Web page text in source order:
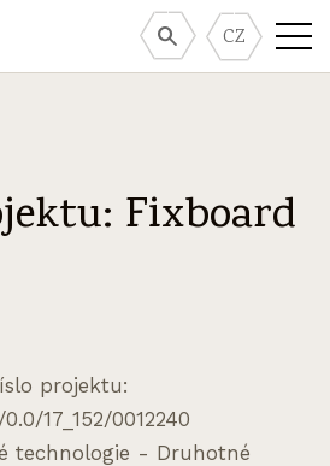
CZ
Fixboard
projektu:
17_152/0012240
technologie - Druhotné